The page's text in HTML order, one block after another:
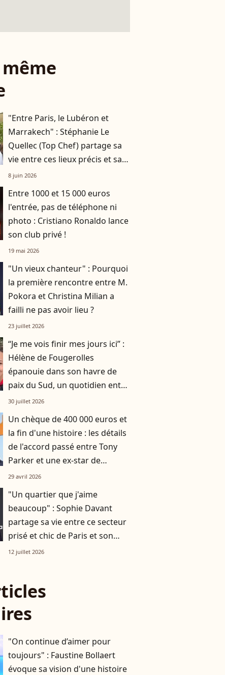
"Entre Paris, le Lubéron et
Marrakech" : Stéphanie Le
Quellec (Top Chef) partage sa
vie entre ces lieux précis et sa
maison de campagne
8 juin 2026
Entre 1000 et 15 000 euros
l'entrée, pas de téléphone ni
photo : Cristiano Ronaldo lance
son club privé !
19 mai 2026
"Un vieux chanteur" : Pourquoi
la première rencontre entre M.
Pokora et Christina Milian a
failli ne pas avoir lieu ?
23 juillet 2026
“Je me vois finir mes jours ici” :
Hélène de Fougerolles
épanouie dans son havre de
paix du Sud, un quotidien entre
piscine, yoga, peinture et
30 juillet 2026
Un chèque de 400 000 euros et
la fin d'une histoire : les détails
de l'accord passé entre Tony
Parker et une ex-star de
l'équipe de France
29 avril 2026
"Un quartier que j'aime
beaucoup" : Sophie Davant
partage sa vie entre ce secteur
prisé et chic de Paris et son
refuge normand
12 juillet 2026
"On continue d’aimer pour
toujours" : Faustine Bollaert
évoque sa vision d'une histoire